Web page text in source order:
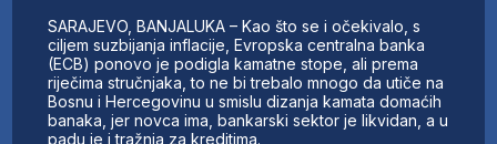
FINANSIJE
IZ STRANIH MEDIJA
AKTIVNOSTI
SWOT INTERVJU
UČLANI SE
SARAJEVO, BANJALUKA – Kao što se i očekivalo, s
ciljem suzbijanja inflacije, Evropska centralna banka
(ECB) ponovo je podigla kamatne stope, ali prema
riječima stručnjaka, to ne bi trebalo mnogo da utiče na
Bosnu i Hercegovinu u smislu dizanja kamata domaćih
banaka, jer novca ima, bankarski sektor je likvidan, a u
padu je i tražnja za kreditima.